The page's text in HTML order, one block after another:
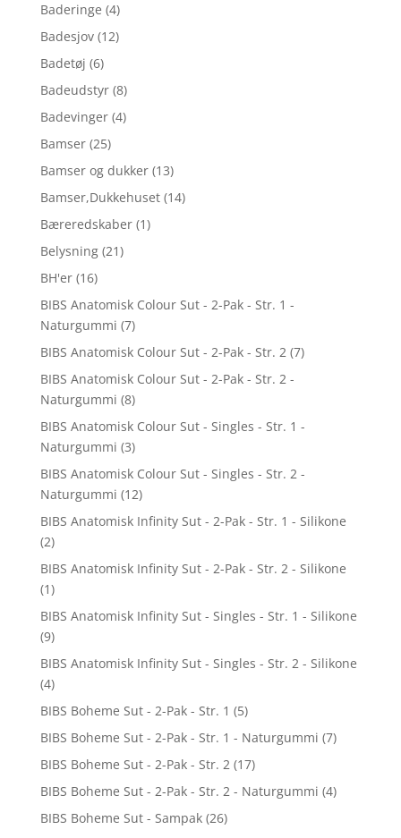
Baderinge (4)
Badesjov (12)
Badetøj (6)
Badeudstyr (8)
Badevinger (4)
Bamser (25)
Bamser og dukker (13)
Bamser,Dukkehuset (14)
Bæreredskaber (1)
Belysning (21)
BH'er (16)
BIBS Anatomisk Colour Sut - 2-Pak - Str. 1 -
Naturgummi (7)
BIBS Anatomisk Colour Sut - 2-Pak - Str. 2 (7)
BIBS Anatomisk Colour Sut - 2-Pak - Str. 2 -
Naturgummi (8)
BIBS Anatomisk Colour Sut - Singles - Str. 1 -
Naturgummi (3)
BIBS Anatomisk Colour Sut - Singles - Str. 2 -
Naturgummi (12)
BIBS Anatomisk Infinity Sut - 2-Pak - Str. 1 - Silikone
(2)
BIBS Anatomisk Infinity Sut - 2-Pak - Str. 2 - Silikone
(1)
BIBS Anatomisk Infinity Sut - Singles - Str. 1 - Silikone
(9)
BIBS Anatomisk Infinity Sut - Singles - Str. 2 - Silikone
(4)
BIBS Boheme Sut - 2-Pak - Str. 1 (5)
BIBS Boheme Sut - 2-Pak - Str. 1 - Naturgummi (7)
BIBS Boheme Sut - 2-Pak - Str. 2 (17)
BIBS Boheme Sut - 2-Pak - Str. 2 - Naturgummi (4)
BIBS Boheme Sut - Sampak (26)